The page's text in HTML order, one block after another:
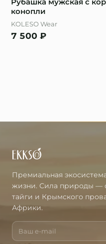
конопли
KOLESO Wear
7 500 ₽
Премиальная
жизни. Сила природы —
тайги и Крымского
Африки.